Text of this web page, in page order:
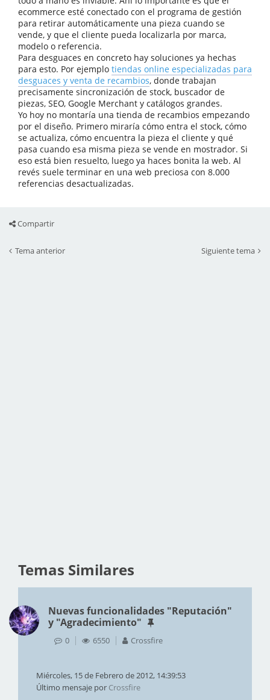
ecommerce esté conectado con el programa de gestión
para retirar automáticamente una pieza cuando se
vende, y que el cliente pueda localizarla por marca,
modelo o referencia.
Para desguaces en concreto hay soluciones ya hechas
para esto. Por ejemplo tiendas online especializadas para
desguaces y venta de recambios, donde trabajan
precisamente sincronización de stock, buscador de
piezas, SEO, Google Merchant y catálogos grandes.
Yo hoy no montaría una tienda de recambios empezando
por el diseño. Primero miraría cómo entra el stock, cómo
se actualiza, cómo encuentra la pieza el cliente y qué
pasa cuando esa misma pieza se vende en mostrador. Si
eso está bien resuelto, luego ya haces bonita la web. Al
revés suele terminar en una web preciosa con 8.000
referencias desactualizadas.
Compartir
Tema anterior Siguiente tema
Temas Similares
Nuevas funcionalidades "Reputación"
y "Agradecimiento"
0 6550 Crossfire
Miércoles, 15 de Febrero de 2012, 14:39:53
Último mensaje por Crossfire